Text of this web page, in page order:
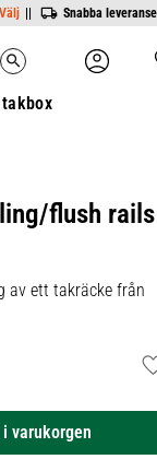
Välj || Snabba
search
takbox
flush rails
av ett takräcke från